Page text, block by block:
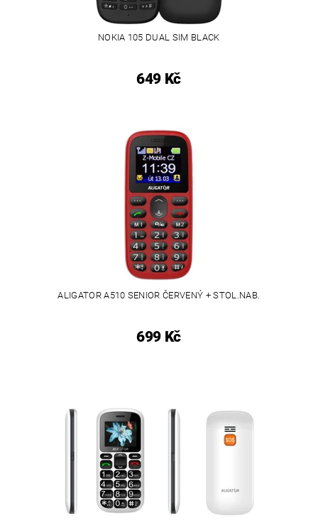
NOKIA 105 DUAL SIM BLACK
649 Kč
ALIGATOR A510 SENIOR ČERVENÝ + STOL.NAB.
699 Kč